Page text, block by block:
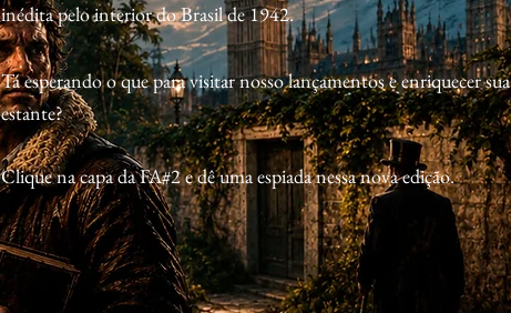
inédita pelo interior do Brasil de 1942.
Tá esperando o que para visitar nosso lançamentos e enriquecer sua
estante?
Clique na capa da FA#2 e dê uma espiada nessa nova edição.